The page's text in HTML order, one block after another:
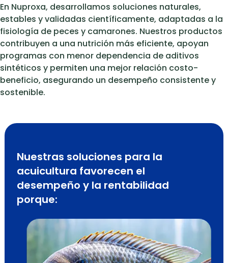
En Nuproxa, desarrollamos soluciones naturales,
estables y validadas científicamente, adaptadas a la
fisiología de peces y camarones. Nuestros productos
contribuyen a una nutrición más eficiente, apoyan
programas con menor dependencia de aditivos
sintéticos y permiten una mejor relación costo-
beneficio, asegurando un desempeño consistente y
sostenible.
Nuestras soluciones para la
acuicultura favorecen el
desempeño y la rentabilidad
porque: